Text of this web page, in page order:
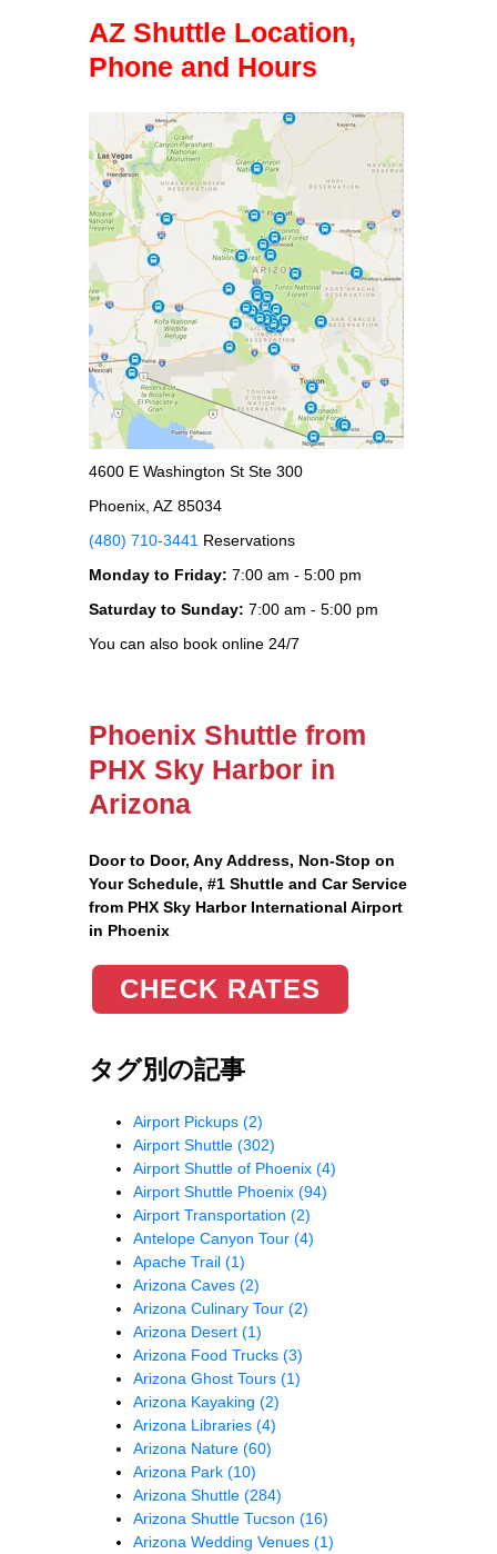
AZ Shuttle Location,
Phone and Hours
4600 E Washington St Ste 300
Phoenix, AZ 85034
(480) 710-3441 Reservations
Monday to Friday: 7:00 am - 5:00 pm
Saturday to Sunday: 7:00 am - 5:00 pm
You can also book online 24/7
Phoenix Shuttle from
PHX Sky Harbor in
Arizona
Door to Door, Any Address, Non-Stop on
Your Schedule, #1 Shuttle and Car Service
from PHX Sky Harbor International Airport
in Phoenix
CHECK RATES
タグ別の記事
Airport Pickups (2)
Airport Shuttle (302)
Airport Shuttle of Phoenix (4)
Airport Shuttle Phoenix (94)
Airport Transportation (2)
Antelope Canyon Tour (4)
Apache Trail (1)
Arizona Caves (2)
Arizona Culinary Tour (2)
Arizona Desert (1)
Arizona Food Trucks (3)
Arizona Ghost Tours (1)
Arizona Kayaking (2)
Arizona Libraries (4)
Arizona Nature (60)
Arizona Park (10)
Arizona Shuttle (284)
Arizona Shuttle Tucson (16)
Arizona Wedding Venues (1)